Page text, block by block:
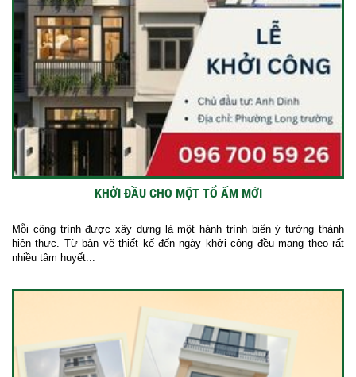
KHỞI ĐẦU CHO MỘT TỔ ẤM MỚI
Mỗi công trình được xây dựng là một hành trình biến ý tưởng thành
hiện thực. Từ bản vẽ thiết kế đến ngày khởi công đều mang theo rất
nhiều tâm huyết...